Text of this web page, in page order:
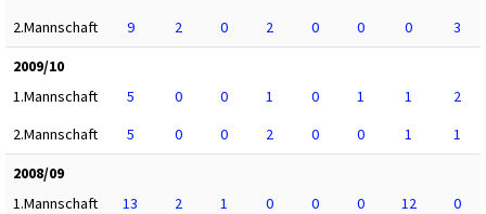
2.Mannschaft
9 2 0 2 0 0 0
3
2009/10
1.Mannschaft
5 0 0 1 0 1 1
2
2.Mannschaft
5 0 0 2 0 0 1
1
2008/09
1.Mannschaft
13 2 1 0 0 0 12
0